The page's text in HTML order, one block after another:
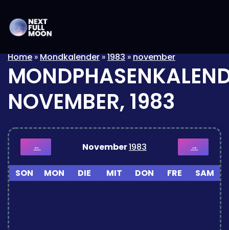
Home»Mondkalender»1983»november
NOVEMBER, 1983
← November1983 →
SON MON DIE MIT DON FRE SAM